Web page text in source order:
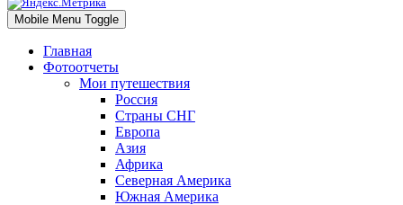
Mobile Menu Toggle
Главная
Фотоотчеты
Мои путешествия
Россия
Страны СНГ
Европа
Азия
Африка
Северная Америка
Южная Америка